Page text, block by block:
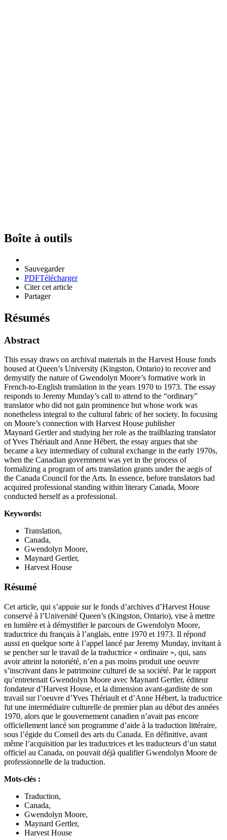
Boîte à outils
Sauvegarder
PDFTélécharger
Citer cet article
Partager
Résumés
Abstract
This essay draws on archival materials in the Harvest House fonds
housed at Queen’s University (Kingston, Ontario) to recover and
demystify the nature of Gwendolyn Moore’s formative work in
French‑to‑English translation in the years 1970 to 1973. The essay
responds to Jeremy Munday’s call to attend to the “ordinary”
translator who did not gain prominence but whose work was
nonetheless integral to the cultural fabric of her society. In focusing
on Moore’s connection with Harvest House publisher
Maynard Gertler and studying her role as the trailblazing translator
of Yves Thériault and Anne Hébert, the essay argues that she
became a key intermediary of cultural exchange in the early 1970s,
when the Canadian government was yet in the process of
formalizing a program of arts translation grants under the aegis of
the Canada Council for the Arts. In essence, before translators had
acquired professional standing within literary Canada, Moore
conducted herself as a professional.
Keywords:
Translation,
Canada,
Gwendolyn Moore,
Maynard Gertler,
Harvest House
Résumé
Cet article, qui s’appuie sur le fonds d’archives d’Harvest House
conservé à l’Université Queen’s (Kingston, Ontario), vise à mettre
en lumière et à démystifier le parcours de Gwendolyn Moore,
traductrice du français à l’anglais, entre 1970 et 1973. Il répond
aussi en quelque sorte à l’appel lancé par Jeremy Munday, invitant à
se pencher sur le travail de la traductrice « ordinaire », qui, sans
avoir atteint la notoriété, n’en a pas moins produit une oeuvre
s’inscrivant dans le patrimoine culturel de sa société. Par le rapport
qu’entretenait Gwendolyn Moore avec Maynard Gertler, éditeur
fondateur d’Harvest House, et la dimension avant‑gardiste de son
travail sur l’oeuvre d’Yves Thériault et d’Anne Hébert, la traductrice
fut une intermédiaire culturelle de premier plan au début des années
1970, alors que le gouvernement canadien n’avait pas encore
officiellement lancé son programme d’aide à la traduction littéraire,
sous l’égide du Conseil des arts du Canada. En définitive, avant
même l’acquisition par les traductrices et les traducteurs d’un statut
officiel au Canada, on pouvait déjà qualifier Gwendolyn Moore de
professionnelle de la traduction.
Mots-clés :
Traduction,
Canada,
Gwendolyn Moore,
Maynard Gertler,
Harvest House